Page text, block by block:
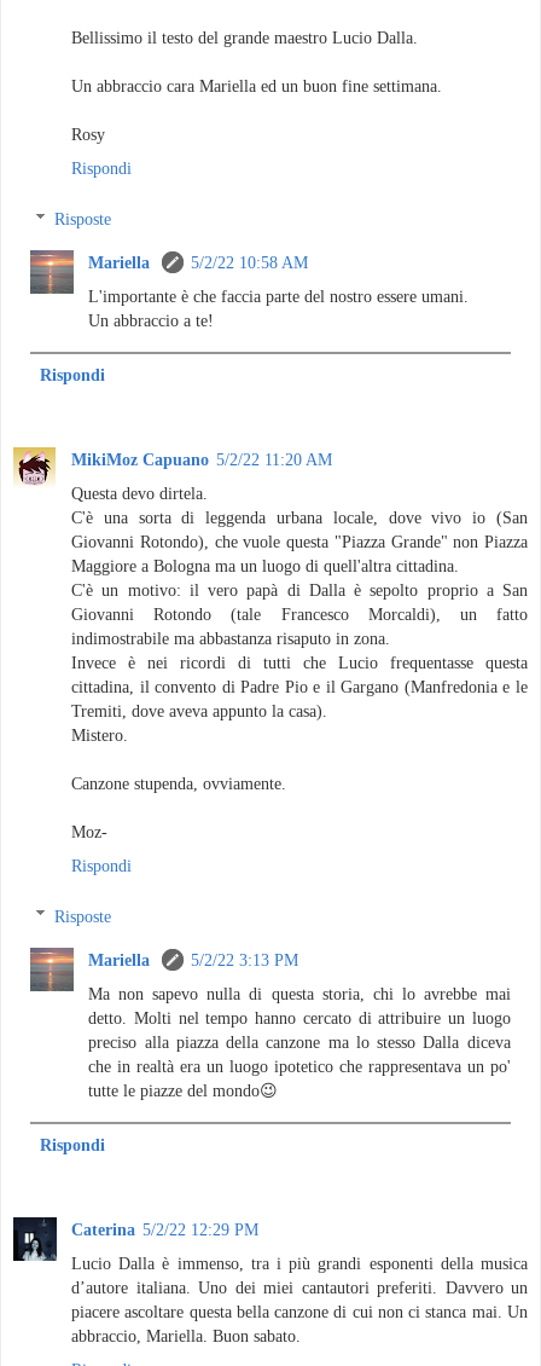
Bellissimo il testo del grande maestro Lucio Dalla.
Un abbraccio cara Mariella ed un buon fine settimana.
Rosy
Rispondi
Risposte
Mariella
5/2/22 10:58 AM
L'importante è che faccia parte del nostro essere umani.
Un abbraccio a te!
Rispondi
MikiMoz Capuano 5/2/22 11:20 AM
Questa devo dirtela.
C'è una sorta di leggenda urbana locale, dove vivo io (San
Giovanni Rotondo), che vuole questa "Piazza Grande" non Piazza
Maggiore a Bologna ma un luogo di quell'altra cittadina.
C'è un motivo: il vero papà di Dalla è sepolto proprio a San
Giovanni Rotondo (tale Francesco Morcaldi), un fatto
indimostrabile ma abbastanza risaputo in zona.
Invece è nei ricordi di tutti che Lucio frequentasse questa
cittadina, il convento di Padre Pio e il Gargano (Manfredonia e le
Tremiti, dove aveva appunto la casa).
Mistero.
Canzone stupenda, ovviamente.
Moz-
Rispondi
Risposte
Mariella
5/2/22 3:13 PM
Ma non sapevo nulla di questa storia, chi lo avrebbe mai
detto. Molti nel tempo hanno cercato di attribuire un luogo
preciso alla piazza della canzone ma lo stesso Dalla diceva
che in realtà era un luogo ipotetico che rappresentava un po'
tutte le piazze del mondo😉
Rispondi
Caterina 5/2/22 12:29 PM
Lucio Dalla è immenso, tra i più grandi esponenti della musica
d’autore italiana. Uno dei miei cantautori preferiti. Davvero un
piacere ascoltare questa bella canzone di cui non ci stanca mai. Un
abbraccio, Mariella. Buon sabato.